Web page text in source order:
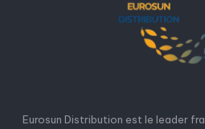
Eurosun Distribution est le leader